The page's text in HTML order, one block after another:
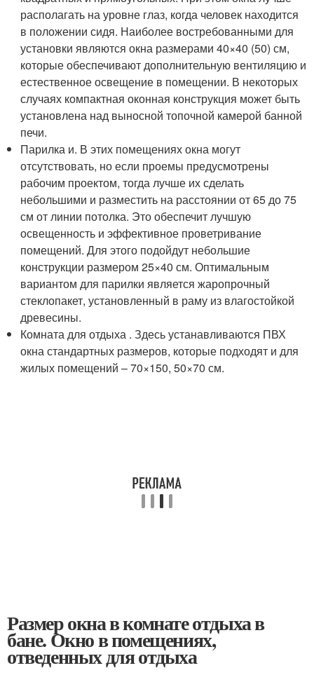
располагать на уровне глаз, когда человек находится
в положении сидя. Наиболее востребованными для
установки являются окна размерами 40×40 (50) см,
которые обеспечивают дополнительную вентиляцию и
естественное освещение в помещении. В некоторых
случаях компактная оконная конструкция может быть
установлена над выносной топочной камерой банной
печи.
Парилка и. В этих помещениях окна могут
отсутствовать, но если проемы предусмотрены
рабочим проектом, тогда лучше их сделать
небольшими и разместить на расстоянии от 65 до 75
см от линии потолка. Это обеспечит лучшую
освещенность и эффективное проветривание
помещений. Для этого подойдут небольшие
конструкции размером 25×40 см. Оптимальным
вариантом для парилки является жаропрочный
стеклопакет, установленный в раму из влагостойкой
древесины.
Комната для отдыха . Здесь устанавливаются ПВХ
окна стандартных размеров, которые подходят и для
жилых помещений – 70×150, 50×70 см.
Размер окна в комнате отдыха в
бане. Окно в помещениях,
отведенных для отдыха